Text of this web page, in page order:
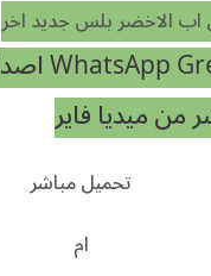
اب الاخضر بلس جديد اخر
من ميديا فاير
تحميل مباشر
ام